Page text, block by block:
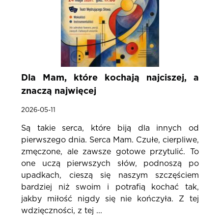
Dla Mam, które kochają najciszej, a
znaczą najwięcej
2026-05-11
Są takie serca, które biją dla innych od
pierwszego dnia. Serca Mam. Czułe, cierpliwe,
zmęczone, ale zawsze gotowe przytulić. To
one uczą pierwszych słów, podnoszą po
upadkach, cieszą się naszym szczęściem
bardziej niż swoim i potrafią kochać tak,
jakby miłość nigdy się nie kończyła. Z tej
wdzięczności, z tej ...